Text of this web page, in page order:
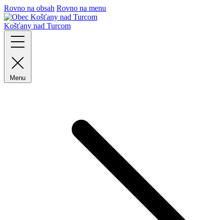
Rovno na obsah Rovno na menu
Košťany nad Turcom
Menu